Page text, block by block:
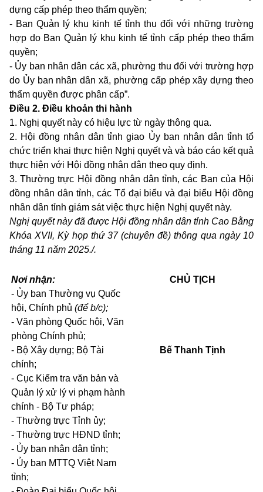
dựng cấp phép theo thẩm quyền;
- Ban Quản lý khu kinh tế tỉnh thu đối với những trường
hợp do Ban Quản lý khu kinh tế tỉnh cấp phép theo thẩm
quyền;
- Ủy ban nhân dân các xã, phường thu đối với trường hợp
do Ủy ban nhân dân xã, phường cấp phép xây dựng theo
thẩm quyền được phân cấp”.
Điều 2. Điều khoản thi hành
1. Nghị quyết này có hiệu lực từ ngày thông qua.
2. Hội đồng nhân dân tỉnh giao Ủy ban nhân dân tỉnh tổ
chức triển khai thực hiện Nghị quyết và và báo cáo kết quả
thực hiện với Hội đồng nhân dân theo quy định.
3. Thường trực Hội đồng nhân dân tỉnh, các Ban của Hội
đồng nhân dân tỉnh, các Tổ đại biểu và đại biểu Hội đồng
nhân dân tỉnh giám sát việc thực hiện Nghị quyết này.
Nghị quyết này đã được Hội đồng nhân dân tỉnh Cao Bằng
Khóa XVII, Kỳ họp thứ 37 (chuyên đề) thông qua ngày 10
tháng 11 năm 2025./.
Nơi nhận:
- Ủy ban Thường vụ Quốc
hội, Chính phủ (để b/c);
- Văn phòng Quốc hội, Văn
phòng Chính phủ;
- Bộ Xây dựng; Bộ Tài
chính;
- Cục Kiểm tra văn bản và
Quản lý xử lý vi phạm hành
chính - Bộ Tư pháp;
- Thường trực Tỉnh ủy;
- Thường trực HĐND tỉnh;
- Ủy ban nhân dân tỉnh;
- Ủy ban MTTQ Việt Nam
tỉnh;
CHỦ TỊCH
Bế Thanh Tịnh